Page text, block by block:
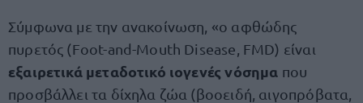
Σύμφωνα με την ανακοίνωση, «ο αφθώδης
πυρετός (Foot-and-Mouth Disease, FMD) είναι
εξαιρετικά μεταδοτικό ιογενές νόσημα που
προσβάλλει τα δίχηλα ζώα (βοοειδή, αιγοπρόβατα,